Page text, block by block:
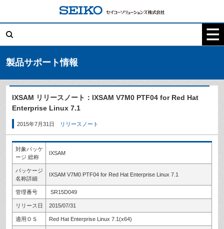
索:
製品サポート情報
IXSAM リリースノート：IXSAM V7M0 PTF04 for Red Hat
Enterprise Linux 7.1
2015年7月31日 リリースノート
対象パッケ
ージ 総称
IXSAM
パッケージ
名称詳細
IXSAM V7M0 PTF04 for Red Hat Enterprise Linux 7.1
管理番号 SR15D049
リリース日 2015/07/31
適用ＯＳ Red Hat Enterprise Linux 7.1(x64)